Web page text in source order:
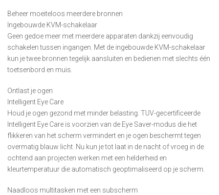
Beheer moeiteloos meerdere bronnen
Ingebouwde KVM-schakelaar
Geen gedoe meer met meerdere apparaten dankzij eenvoudig
schakelen tussen ingangen. Met de ingebouwde KVM-schakelaar
kun je twee bronnen tegelijk aansluiten en bedienen met slechts één
toetsenbord en muis.
Ontlast je ogen
Intelligent Eye Care
Houd je ogen gezond met minder belasting. TUV-gecertificeerde
Intelligent Eye Care is voorzien van de Eye Saver-modus die het
flikkeren van het scherm vermindert en je ogen beschermt tegen
overmatig blauw licht. Nu kun je tot laat in de nacht of vroeg in de
ochtend aan projecten werken met een helderheid en
kleurtemperatuur die automatisch geoptimaliseerd op je scherm.
Naadloos multitasken met een subscherm